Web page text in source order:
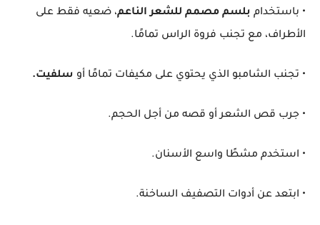
• باستخدام بلسم مصمم للشعر الناعم، ضعيه فقط على
الأطراف، مع تجنب فروة الراس تمامًا.
• تجنب الشامبو الذي يحتوي على مكيفات تمامًا أو سلفيت.
• جرب قص الشعر أو قصه من أجل الحجم.
• استخدم مشطًا واسع الأسنان.
• ابتعد عن أدوات التصفيف الساخنة.